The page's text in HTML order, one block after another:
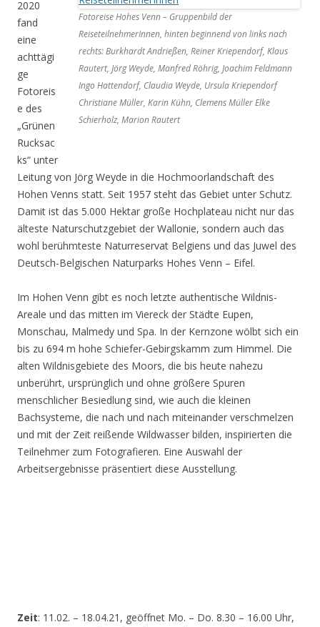
Fotoreise Hohes Venn – Gruppenbild der
ReiseteilnehmerInnen, hinten beginnend von links nach
rechts: Burkhardt Andrießen, Reiner Kriependorf, Klaus
Rautert, Jörg Weyde, Manfred Röhrig, Joachim Feldmann
Ingo Hattendorf, Claudia Weyde, Ursula Kriependorf
Christiane Müller, Karin Kühn, Clemens Müller Elke
Schierholz, Marion Rautert
2020
fand
eine
achttägi
ge
Fotoreis
e des
„Grünen
Rucksac
ks“ unter
Leitung von Jörg Weyde in die Hochmoorlandschaft des
Hohen Venns statt. Seit 1957 steht das Gebiet unter Schutz.
Damit ist das 5.000 Hektar große Hochplateau nicht nur das
älteste Naturschutzgebiet der Wallonie, sondern auch das
wohl berühmteste Naturreservat Belgiens und das Juwel des
Deutsch-Belgischen Naturparks Hohes Venn – Eifel.
Im Hohen Venn gibt es noch letzte authentische Wildnis-
Areale und das mitten im Viereck der Städte Eupen,
Monschau, Malmedy und Spa. In der Kernzone wölbt sich ein
bis zu 694 m hohe Schiefer-Gebirgskamm zum Himmel. Die
alten Wildnisgebiete des Moors, die bis heute nahezu
unberührt, ursprünglich und ohne größere Spuren
menschlicher Besiedlung sind, wie auch die kleinen
Bachsysteme, die nach und nach miteinander verschmelzen
und mit der Zeit reißende Wildwasser bilden, inspirierten die
Teilnehmer zum Fotografieren. Eine Auswahl der
Arbeitsergebnisse präsentiert diese Ausstellung.
Zeit: 11.02. – 18.04.21, geöffnet Mo. – Do. 8.30 – 16.00 Uhr,